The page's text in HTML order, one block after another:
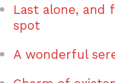
Last alone, and
spot
A wonderful